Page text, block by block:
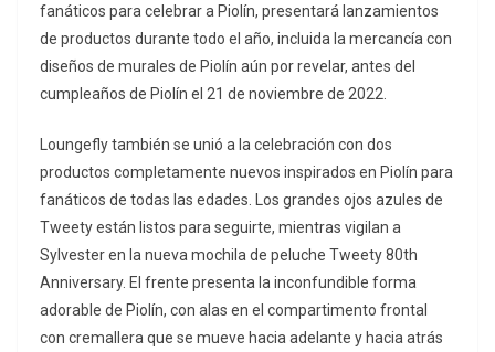
fanáticos para celebrar a Piolín, presentará lanzamientos
de productos durante todo el año, incluida la mercancía con
diseños de murales de Piolín aún por revelar, antes del
cumpleaños de Piolín el 21 de noviembre de 2022.
Loungefly también se unió a la celebración con dos
productos completamente nuevos inspirados en Piolín para
fanáticos de todas las edades. Los grandes ojos azules de
Tweety están listos para seguirte, mientras vigilan a
Sylvester en la nueva mochila de peluche Tweety 80th
Anniversary. El frente presenta la inconfundible forma
adorable de Piolín, con alas en el compartimento frontal
con cremallera que se mueve hacia adelante y hacia atrás